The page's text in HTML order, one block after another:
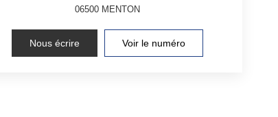
06500 MENTON
Nous écrire Voir le numéro